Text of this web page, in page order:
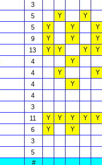
3
5 Y Y
5 Y Y Y
9 Y Y Y
13 Y Y Y Y
4 Y
4 Y Y
4 Y
4
3
11 Y Y Y Y Y
6 Y Y
3
5
#